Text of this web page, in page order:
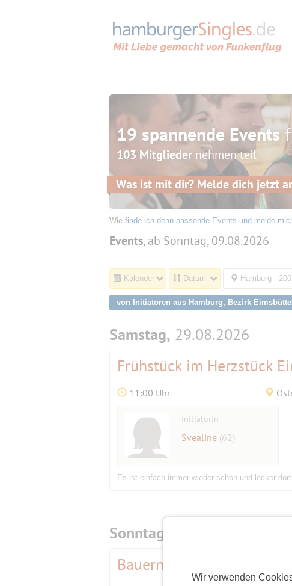
Wir verwenden
19 spannende Events
103 Mitglieder nehmen teil
Was ist mit dir? Melde dich jetzt
Wie finde ich denn passende Events und melde
Events, ab Sonntag, 09.08.2026
Kalender Datum Hamburg -
von Initiatoren aus Hamburg, Bezirk
Samstag, 29.08.2026
Frühstück im Herzstück
11:00 Uhr
Initiatorin
Svealine (62)
Es ist einfach immer wieder schön und lecker dort.
Sonntag,
Bauernmarkt und Weinfest